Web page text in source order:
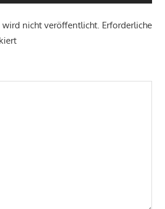
wird nicht veröffentlicht. Erforderliche